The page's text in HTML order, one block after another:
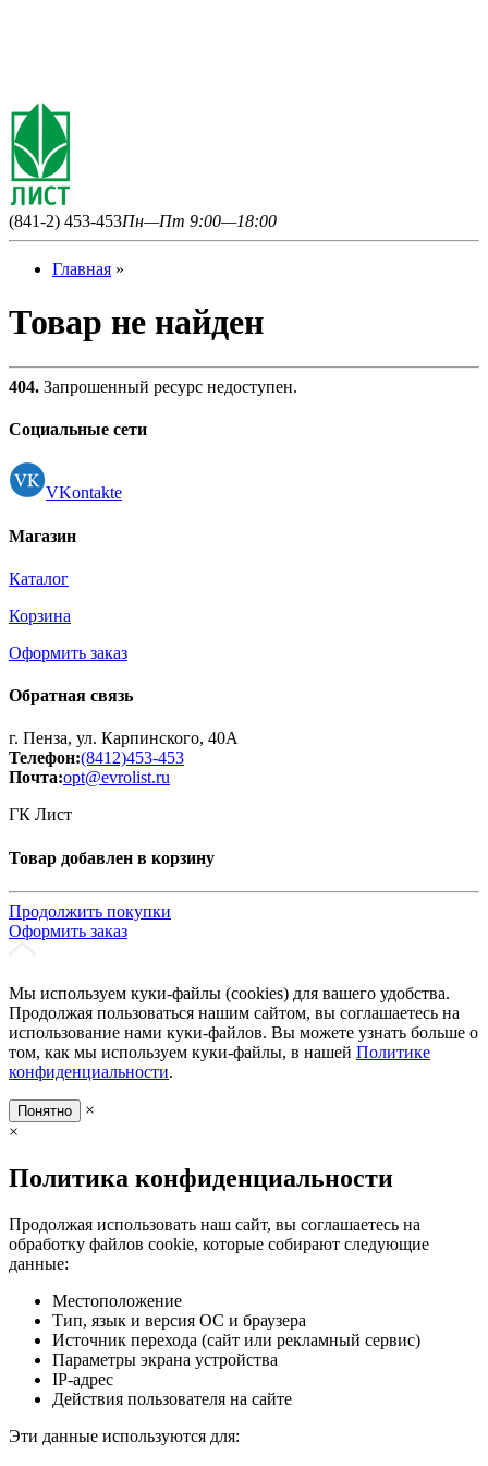
(841-2) 453-453Пн—Пт 9:00—18:00
Главная »
Товар не найден
404. Запрошенный ресурс недоступен.
Социальные сети
VKontakte
Магазин
Каталог
Корзина
Оформить заказ
Обратная связь
г. Пенза, ул. Карпинского, 40А
Телефон:(8412)453-453
Почта:opt@evrolist.ru
ГК Лист
Товар добавлен в корзину
Продолжить покупки
Оформить заказ
Мы используем куки-файлы (cookies) для вашего удобства.
Продолжая пользоваться нашим сайтом, вы соглашаетесь на
использование нами куки-файлов. Вы можете узнать больше о
том, как мы используем куки-файлы, в нашей Политике
конфиденциальности.
Понятно
×
×
Политика конфиденциальности
Продолжая использовать наш сайт, вы соглашаетесь на
обработку файлов cookie, которые собирают следующие
данные:
Местоположение
Тип, язык и версия ОС и браузера
Источник перехода (сайт или рекламный сервис)
Параметры экрана устройства
IP-адрес
Действия пользователя на сайте
Эти данные используются для: